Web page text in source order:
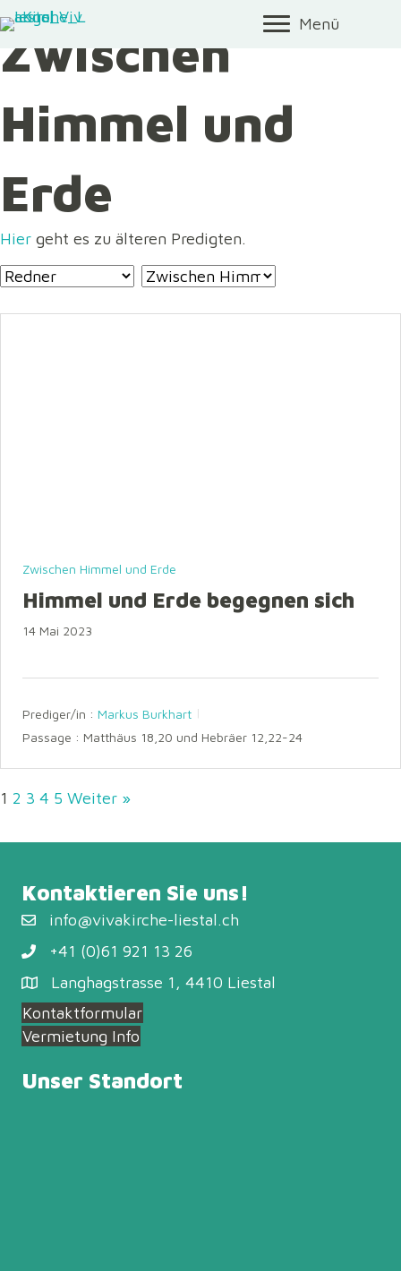
Menü
Zwischen
Himmel und
Erde
Hier geht es zu älteren Predigten.
Zwischen Himmel und Erde
Himmel und Erde begegnen sich
14 Mai 2023
Prediger/in : Markus Burkhart
Passage : Matthäus 18,20 und Hebräer 12,22-24
1 2 3 4 5 Weiter »
Kontaktieren Sie uns!
info@vivakirche-liestal.ch
+41 (0)61 921 13 26
Langhagstrasse 1, 4410 Liestal
Kontaktformular
Vermietung Info
Unser Standort